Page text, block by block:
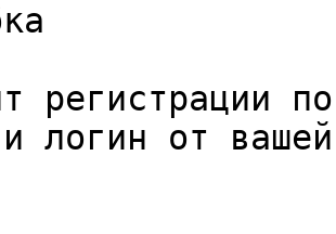
регистрации
логин от